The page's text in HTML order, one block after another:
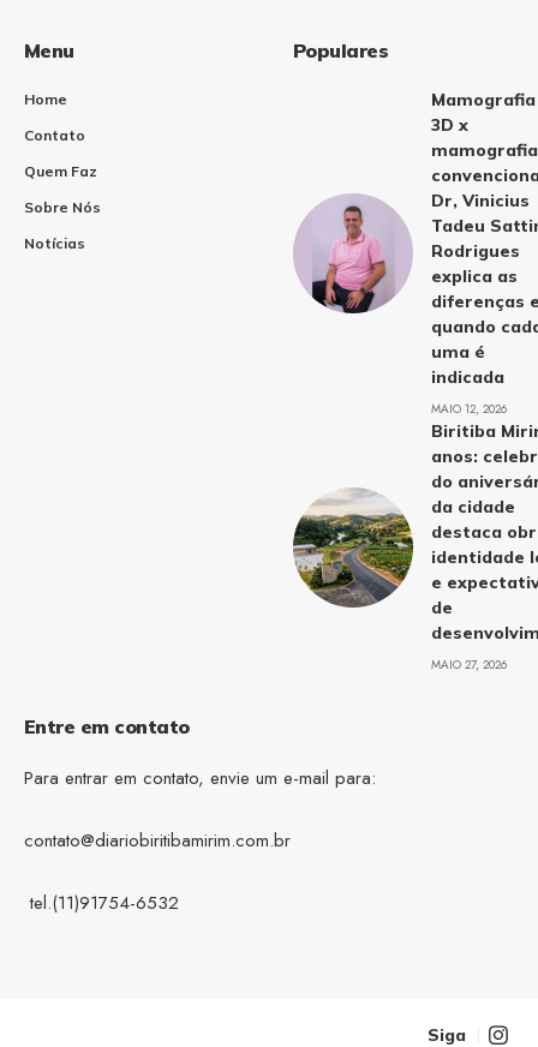
Menu
Home
Contato
Quem Faz
Sobre Nós
Notícias
Populares
Mamografia
3D x
mamografia
Dr, Vinicius
Tadeu
Rodrigues
explica as
diferenças
quando
uma é
indicada
MAIO 12, 2026
Biritiba
anos:
do
da cidade
destaca
identidade
e
de
MAIO 27, 2026
Entre em contato
Para entrar em contato, envie um e-mail para:
contato@diariobiritibamirim.com.br
tel.(11)91754-6532
Siga